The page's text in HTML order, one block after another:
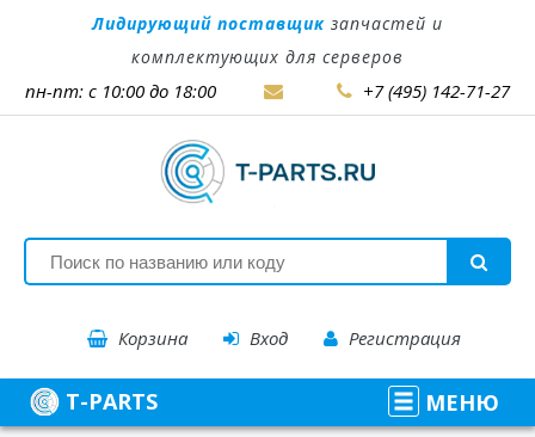
Лидирующий поставщик запчастей и
комплектующих для серверов
пн-пт: с 10:00 до 18:00 +7 (495) 142-71-27
Корзина Вход Регистрация
T-PARTS МЕНЮ